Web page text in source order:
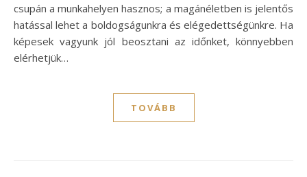
csupán a munkahelyen hasznos; a magánéletben is jelentős
hatással lehet a boldogságunkra és elégedettségünkre. Ha
képesek vagyunk jól beosztani az időnket, könnyebben
elérhetjük…
TOVÁBB